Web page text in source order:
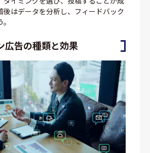
後はデータを分析し、フィードバック
広告の種類と効果